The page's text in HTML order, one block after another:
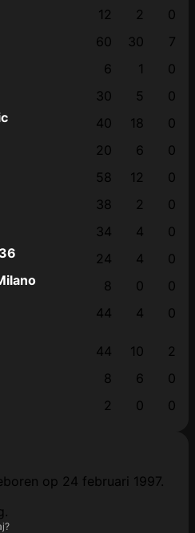
12 2
0
60 30
7
6 1
0
30 5
0
40 18
0
20 6
0
58 12
0
38 2
0
34 4
0
24 4
0
8 0
0
44 4 0
44 10
2
8 6
0
2 0 0
op 24 februari 1997.